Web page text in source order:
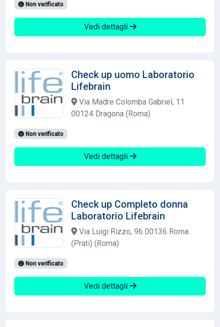
Non verificato
Vedi dettagli
Check up uomo Laboratorio
Lifebrain
Via Madre Colomba Gabriel, 11
00124 Dragona (Roma)
Non verificato
Vedi dettagli
Check up Completo donna
Laboratorio Lifebrain
Via Luigi Rizzo, 96 00136 Roma
(Prati) (Roma)
Non verificato
Vedi dettagli